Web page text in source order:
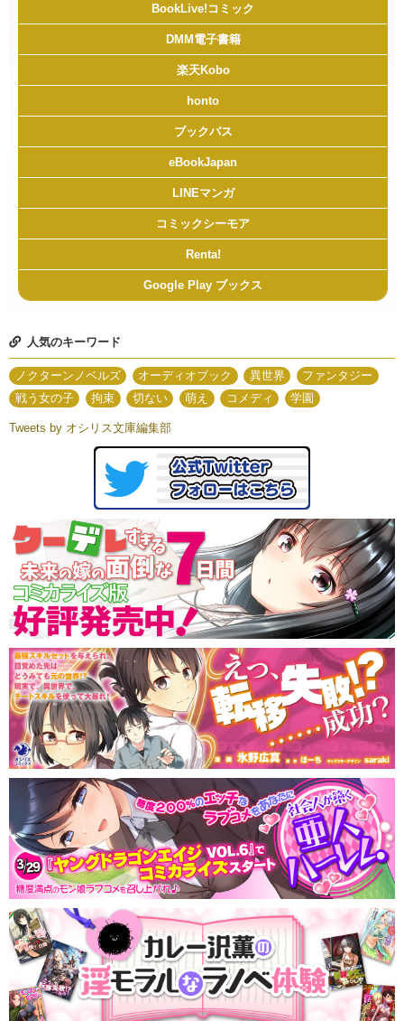
BookLive!コミック
DMM電子書籍
楽天Kobo
honto
ブックパス
eBookJapan
LINEマンガ
コミックシーモア
Renta!
Google Play ブックス
人気のキーワード
ノクターンノベルズ オーディオブック 異世界
ファンタジー
戦う女の子
拘束 切ない 萌え コメディ 学園
Tweets by オシリス文庫編集部